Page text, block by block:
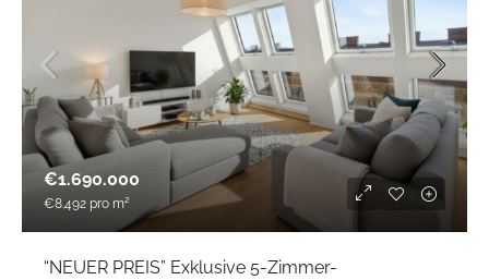
€1.690.000
€8.492 pro m²
“NEUER PREIS” Exklusive 5-Zimmer-